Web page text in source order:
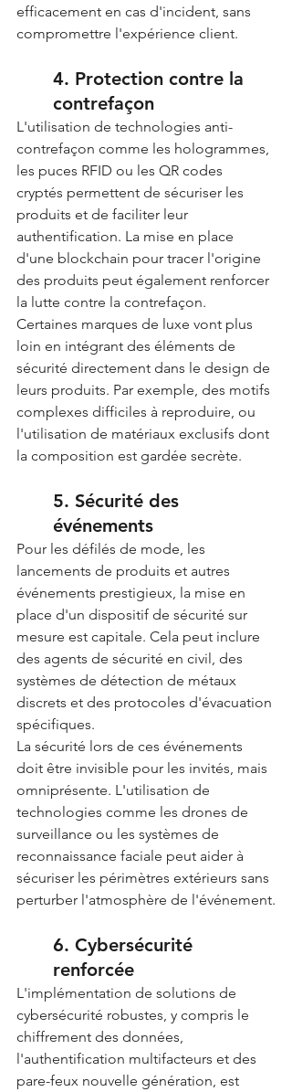
efficacement en cas d'incident, sans
compromettre l'expérience client.
4. Protection contre la
contrefaçon
L'utilisation de technologies anti-
contrefaçon comme les hologrammes,
les puces RFID ou les QR codes
cryptés permettent de sécuriser les
produits et de faciliter leur
authentification. La mise en place
d'une blockchain pour tracer l'origine
des produits peut également renforcer
la lutte contre la contrefaçon.
Certaines marques de luxe vont plus
loin en intégrant des éléments de
sécurité directement dans le design de
leurs produits. Par exemple, des motifs
complexes difficiles à reproduire, ou
l'utilisation de matériaux exclusifs dont
la composition est gardée secrète.
5. Sécurité des
événements
Pour les défilés de mode, les
lancements de produits et autres
événements prestigieux, la mise en
place d'un dispositif de sécurité sur
mesure est capitale. Cela peut inclure
des agents de sécurité en civil, des
systèmes de détection de métaux
discrets et des protocoles d'évacuation
spécifiques.
La sécurité lors de ces événements
doit être invisible pour les invités, mais
omniprésente. L'utilisation de
technologies comme les drones de
surveillance ou les systèmes de
reconnaissance faciale peut aider à
sécuriser les périmètres extérieurs sans
perturber l'atmosphère de l'événement.
6. Cybersécurité
renforcée
L'implémentation de solutions de
cybersécurité robustes, y compris le
chiffrement des données,
l'authentification multifacteurs et des
pare-feux nouvelle génération, est